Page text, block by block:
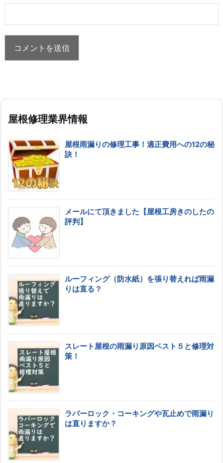
屋根修理業界情報
屋根雨漏りの修理工事！適正費用への12の秘
訣！
メールにて頂きました【屋根工房きのしたの
評判】
ルーフィング（防水紙）を張り替えれば雨漏
りは直る？
スレート屋根の雨漏り原因ベスト５と修理対
策！
ラバーロック・コーキングや瓦止めで雨漏り
は直りますか？